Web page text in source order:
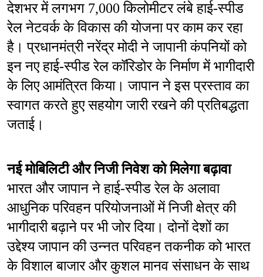
देशभर में लगभग 7,000 किलोमीटर लंबे हाई-स्पीड
रेल नेटवर्क के विकास की योजना पर काम कर रहा
है। प्रधानमंत्री नरेंद्र मोदी ने जापानी कंपनियों को
इन नए हाई-स्पीड रेल कॉरिडोर के निर्माण में भागीदारी
के लिए आमंत्रित किया। जापान ने इस प्रस्ताव का
स्वागत करते हुए सहयोग जारी रखने की प्रतिबद्धता
जताई।
नई मोबिलिटी और निजी निवेश को मिलेगा बढ़ावा
भारत और जापान ने हाई-स्पीड रेल के अलावा
आधुनिक परिवहन परियोजनाओं में निजी क्षेत्र की
भागीदारी बढ़ाने पर भी जोर दिया। दोनों देशों का
उद्देश्य जापान की उन्नत परिवहन तकनीक को भारत
के विशाल बाजार और कुशल मानव संसाधन के साथ